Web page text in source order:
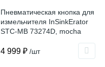
Пневматическая кнопка для
измельчителя InSinkErator
STC-MB 73274D, mocha
4 999 ₽ /шт